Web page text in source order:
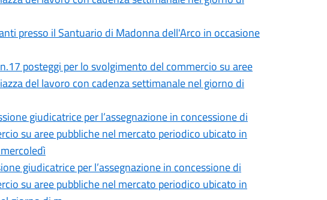
presso il Santuario di Madonna dell'Arco in occasione
posteggi per lo svolgimento del commercio su aree
del lavoro con cadenza settimanale nel giorno di
giudicatrice per l’assegnazione in concessione di
su aree pubbliche nel mercato periodico ubicato in
giudicatrice per l’assegnazione in concessione di
su aree pubbliche nel mercato periodico ubicato in